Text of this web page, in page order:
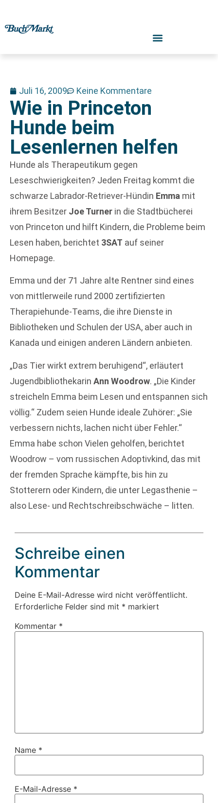
Juli 16, 2009 Keine Kommentare
Wie in Princeton
Hunde beim
Lesenlernen helfen
Hunde als Therapeutikum gegen
Leseschwierigkeiten? Jeden Freitag kommt die
schwarze Labrador-Retriever-Hündin Emma mit
ihrem Besitzer Joe Turner in die Stadtbücherei
von Princeton und hilft Kindern, die Probleme beim
Lesen haben, berichtet 3SAT auf seiner
Homepage.
Emma und der 71 Jahre alte Rentner sind eines
von mittlerweile rund 2000 zertifizierten
Therapiehunde-Teams, die ihre Dienste in
Bibliotheken und Schulen der USA, aber auch in
Kanada und einigen anderen Ländern anbieten.
„Das Tier wirkt extrem beruhigend“, erläutert
Jugendbibliothekarin Ann Woodrow. „Die Kinder
streicheln Emma beim Lesen und entspannen sich
völlig.“ Zudem seien Hunde ideale Zuhörer: „Sie
verbessern nichts, lachen nicht über Fehler.“
Emma habe schon Vielen geholfen, berichtet
Woodrow – vom russischen Adoptivkind, das mit
der fremden Sprache kämpfte, bis hin zu
Stotterern oder Kindern, die unter Legasthenie –
also Lese- und Rechtschreibschwäche – litten.
Schreibe einen
Kommentar
Deine E-Mail-Adresse wird nicht veröffentlicht.
Erforderliche Felder sind mit * markiert
Kommentar *
Name *
E-Mail-Adresse *